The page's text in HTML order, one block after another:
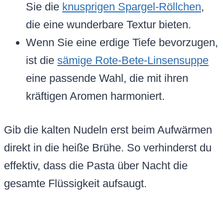
Sie die knusprigen Spargel-Röllchen,
die eine wunderbare Textur bieten.
Wenn Sie eine erdige Tiefe bevorzugen,
ist die sämige Rote-Bete-Linsensuppe
eine passende Wahl, die mit ihren
kräftigen Aromen harmoniert.
Gib die kalten Nudeln erst beim Aufwärmen
direkt in die heiße Brühe. So verhinderst du
effektiv, dass die Pasta über Nacht die
gesamte Flüssigkeit aufsaugt.